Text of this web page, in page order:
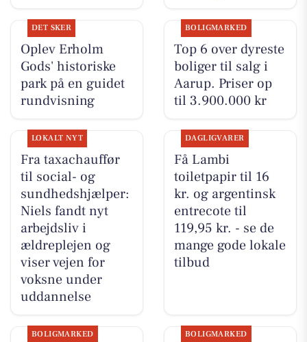
DET SKER
Oplev Erholm
Gods' historiske
park på en guidet
rundvisning
BOLIGMARKED
Top 6 over dyreste
boliger til salg i
Aarup. Priser op
til 3.900.000 kr
LOKALT NYT
Fra taxachauffør
til social- og
sundhedshjælper:
Niels fandt nyt
arbejdsliv i
ældreplejen og
viser vejen for
voksne under
uddannelse
DAGLIGVARER
Få Lambi
toiletpapir til 16
kr. og argentinsk
entrecote til
119,95 kr. - se de
mange gode lokale
tilbud
BOLIGMARKED BOLIGMARKED